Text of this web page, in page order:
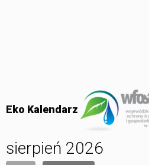
Eko Kalendarz
sierpień 2026